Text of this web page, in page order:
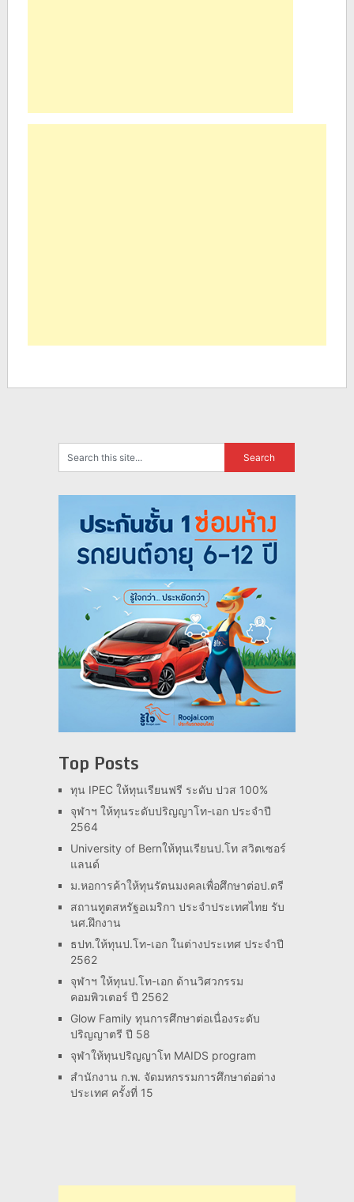
Top Posts
ทุน IPEC ให้ทุนเรียนฟรี ระดับ ปวส 100%
จุฬาฯ ให้ทุนระดับปริญญาโท-เอก ประจำปี
2564
University of Bernให้ทุนเรียนป.โท สวิตเซอร์
แลนด์
ม.หอการค้าให้ทุนรัตนมงคลเพื่อศึกษาต่อป.ตรี
สถานทูตสหรัฐอเมริกา ประจำประเทศไทย รับ
นศ.ฝึกงาน
ธปท.ให้ทุนป.โท-เอก ในต่างประเทศ ประจำปี
2562
จุฬาฯ ให้ทุนป.โท-เอก ด้านวิศวกรรม
คอมพิวเตอร์ ปี 2562
Glow Family ทุนการศึกษาต่อเนื่องระดับ
ปริญญาตรี ปี 58
จุฬาให้ทุนปริญญาโท MAIDS program
สำนักงาน ก.พ. จัดมหกรรมการศึกษาต่อต่าง
ประเทศ ครั้งที่ 15